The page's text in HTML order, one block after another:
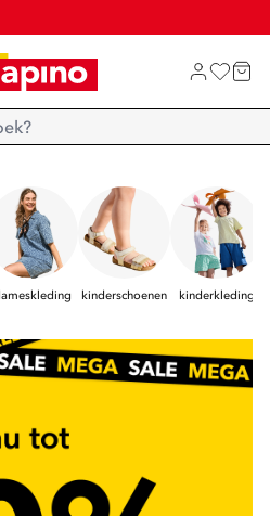
KORTING OP SALE
NIEUW
kinderschoenen kinderkleding